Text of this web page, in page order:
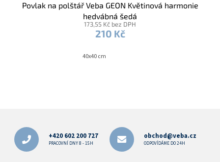
Povlak na polštář Veba GEON Květinová harmonie
hedvábná šedá
173,55 Kč bez DPH
210 Kč
40x40 cm
+420 602 200 727
PRACOVNÍ DNY 8 - 15H
obchod@veba.cz
ODPOVÍDÁME DO 24H